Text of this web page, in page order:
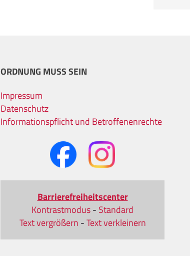
ORDNUNG MUSS SEIN
Impressum
Datenschutz
Informationspflicht und Betroffenenrechte
Barrierefreiheitscenter
Kontrastmodus- Standard
Text vergrößern -Text verkleinern